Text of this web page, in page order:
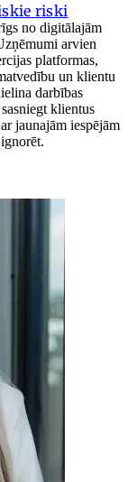
riski
no digitālajām
arvien
platformas,
un klientu
darbības
klientus
jaunajām iespējām